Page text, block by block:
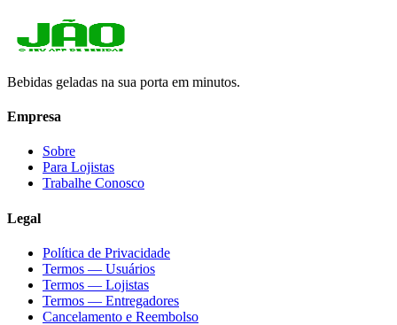
Bebidas geladas na sua porta em minutos.
Empresa
Sobre
Para Lojistas
Trabalhe Conosco
Legal
Política de Privacidade
Termos — Usuários
Termos — Lojistas
Termos — Entregadores
Cancelamento e Reembolso